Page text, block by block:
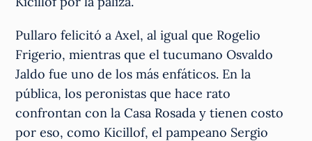
Pullaro felicitó a Axel, al igual que Rogelio
Frigerio, mientras que el tucumano Osvaldo
Jaldo fue uno de los más enfáticos. En la
pública, los peronistas que hace rato
confrontan con la Casa Rosada y tienen costo
por eso, como Kicillof, el pampeano Sergio